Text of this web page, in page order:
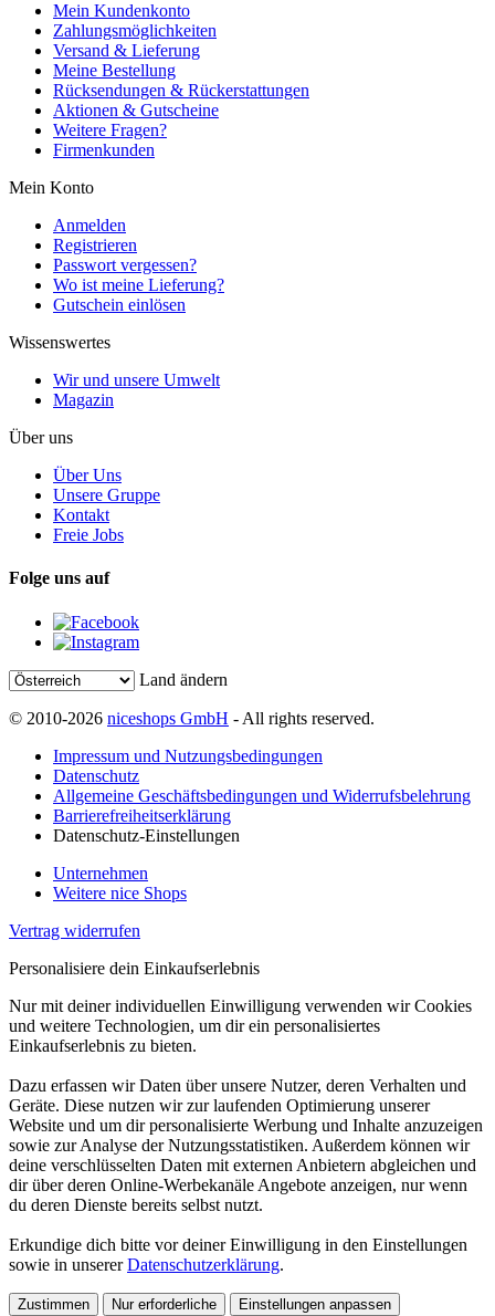
Mein Kundenkonto
Zahlungsmöglichkeiten
Versand & Lieferung
Meine Bestellung
Rücksendungen & Rückerstattungen
Aktionen & Gutscheine
Weitere Fragen?
Firmenkunden
Mein Konto
Anmelden
Registrieren
Passwort vergessen?
Wo ist meine Lieferung?
Gutschein einlösen
Wissenswertes
Wir und unsere Umwelt
Magazin
Über uns
Über Uns
Unsere Gruppe
Kontakt
Freie Jobs
Folge uns auf
Land ändern
© 2010-2026 niceshops GmbH - All rights reserved.
Impressum und Nutzungsbedingungen
Datenschutz
Allgemeine Geschäftsbedingungen und Widerrufsbelehrung
Barrierefreiheitserklärung
Datenschutz-Einstellungen
Unternehmen
Weitere nice Shops
Vertrag widerrufen
Personalisiere dein Einkaufserlebnis
Nur mit deiner individuellen Einwilligung verwenden wir Cookies
und weitere Technologien, um dir ein personalisiertes
Einkaufserlebnis zu bieten.
Dazu erfassen wir Daten über unsere Nutzer, deren Verhalten und
Geräte. Diese nutzen wir zur laufenden Optimierung unserer
Website und um dir personalisierte Werbung und Inhalte anzuzeigen
sowie zur Analyse der Nutzungsstatistiken. Außerdem können wir
deine verschlüsselten Daten mit externen Anbietern abgleichen und
dir über deren Online-Werbekanäle Angebote anzeigen, nur wenn
du deren Dienste bereits selbst nutzt.
Erkundige dich bitte vor deiner Einwilligung in den Einstellungen
sowie in unsererDatenschutzerklärung.
Zustimmen Nur erforderliche Einstellungen anpassen